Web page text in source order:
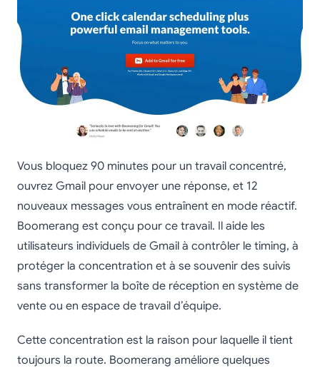
Vous bloquez 90 minutes pour un travail concentré,
ouvrez Gmail pour envoyer une réponse, et 12
nouveaux messages vous entraînent en mode réactif.
Boomerang est conçu pour ce travail. Il aide les
utilisateurs individuels de Gmail à contrôler le timing, à
protéger la concentration et à se souvenir des suivis
sans transformer la boîte de réception en système de
vente ou en espace de travail d’équipe.
Cette concentration est la raison pour laquelle il tient
toujours la route. Boomerang améliore quelques